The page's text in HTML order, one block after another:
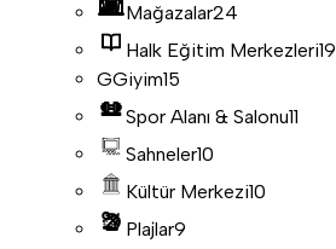
Mağazalar24
Halk Eğitim Merkezleri19
GGiyim15
Spor Alanı & Salonu11
Sahneler10
Kültür Merkezi10
Plajlar9